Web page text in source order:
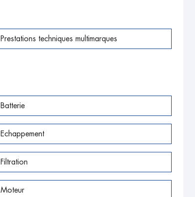
Prestations techniques multimarques
Batterie
Echappement
Filtration
Moteur